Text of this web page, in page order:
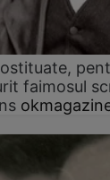
faimosul